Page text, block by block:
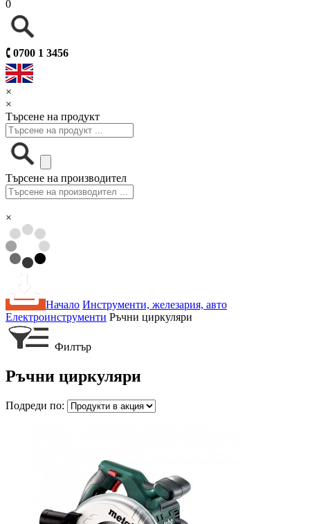
0
🕻 0700 1 3456
×
×
Търсене на продукт
Търсене на производител
×
Начало Инструменти, железария, авто
Електроинструменти Ръчни циркуляри
Филтър
Ръчни циркуляри
Подреди по: